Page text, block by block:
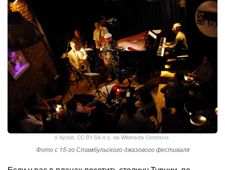
© Xyclob, CC BY-SA 4.0, via Wikimedia Commons
Фото с 15-го Стамбульского джазового фестиваля